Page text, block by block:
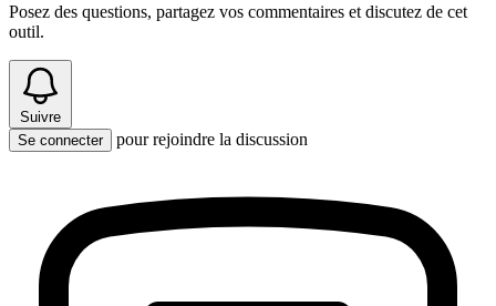
Posez des questions, partagez vos commentaires et discutez de cet
outil.
Suivre
Se connecter
pour rejoindre la discussion